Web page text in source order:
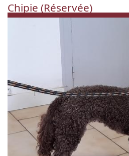
Chipie (Réservée)